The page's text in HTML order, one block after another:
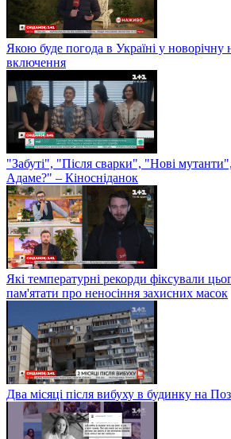
Якою буде погода в Україні у
включення
"Забуті", "Після сварки", "Нові
Адаме?" – Кіносніданок
Які температурні рекорди фіксували
пам'ятати про неносіння захисних масок
Два місяці після вибуху в будинку на